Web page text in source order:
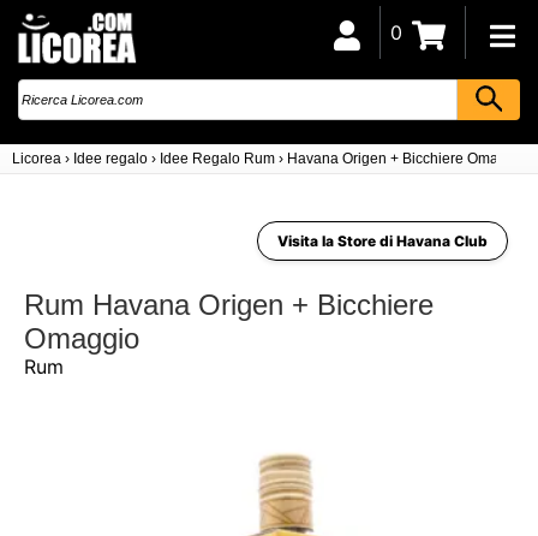
Licorea › Idee regalo › Idee Regalo Rum › Havana Origen + Bicchiere Omaggio
0
Visita la Store di Havana Club
Rum Havana Origen + Bicchiere
Omaggio
Rum